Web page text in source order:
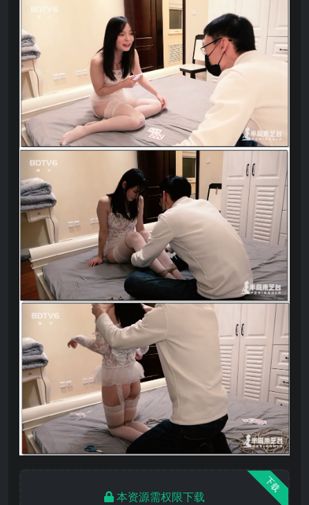
下载
本资源需权限下载